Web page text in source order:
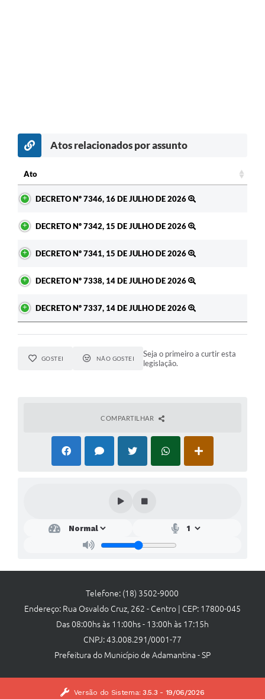
Atos relacionados por assunto
Ato
DECRETO Nº 7346, 16 DE JULHO DE 2026
DECRETO Nº 7342, 15 DE JULHO DE 2026
DECRETO Nº 7341, 15 DE JULHO DE 2026
DECRETO Nº 7338, 14 DE JULHO DE 2026
DECRETO Nº 7337, 14 DE JULHO DE 2026
GOSTEI NÃO GOSTEI
Seja o primeiro a curtir esta
legislação.
COMPARTILHAR
Telefone: (18) 3502-9000
Endereço: Rua Osvaldo Cruz, 262 - Centro | CEP: 17800-045
Das 08:00hs às 11:00hs - 13:00h às 17:15h
CNPJ: 43.008.291/0001-77
Prefeitura do Município de Adamantina - SP
Versão do Sistema: 3.5.3 - 19/06/2026